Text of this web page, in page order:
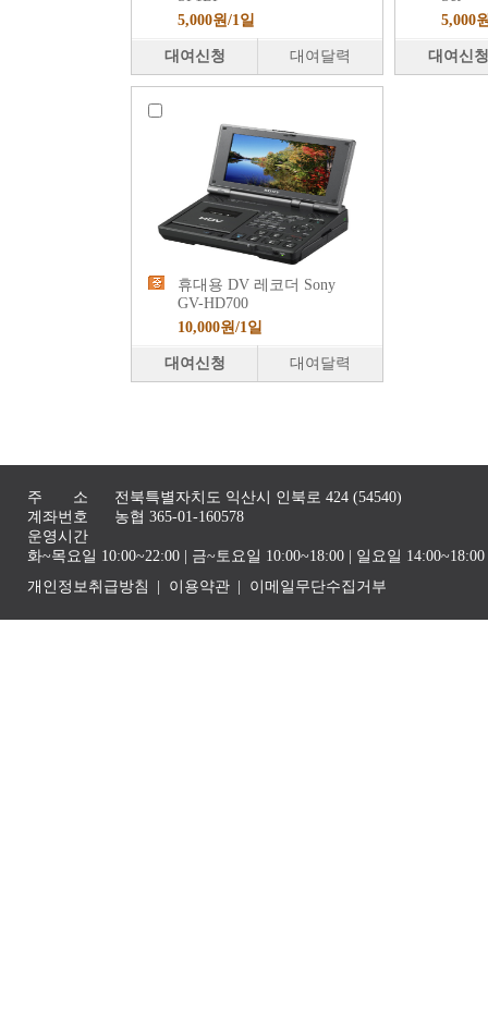
5,000원/1일
대여신청 대여달력
5,000
대여신청
휴대용 DV 레코더 Sony
GV-HD700
10,000원/1일
대여신청 대여달력
주 소
전북특별자치도 익산시 인북로 424 (54540)
계좌번호
농협 365-01-160578
운영시간
화~목요일 10:00~22:00 | 금~토요일 10:00~18:00 | 일요일
개인정보취급방침
이용약관 이메일무단수집거부